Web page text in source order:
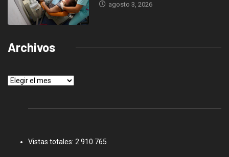
agosto 3, 2026
Archivos
Archivos
Vistas totales: 2.910.765